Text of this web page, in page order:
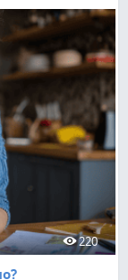
220